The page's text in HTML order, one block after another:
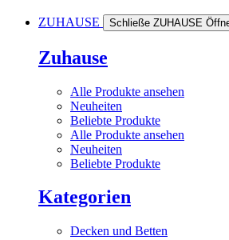
ZUHAUSE Schließe ZUHAUSE
Zuhause
Alle Produkte ansehen
Neuheiten
Beliebte Produkte
Alle Produkte ansehen
Neuheiten
Beliebte Produkte
Kategorien
Decken und Betten